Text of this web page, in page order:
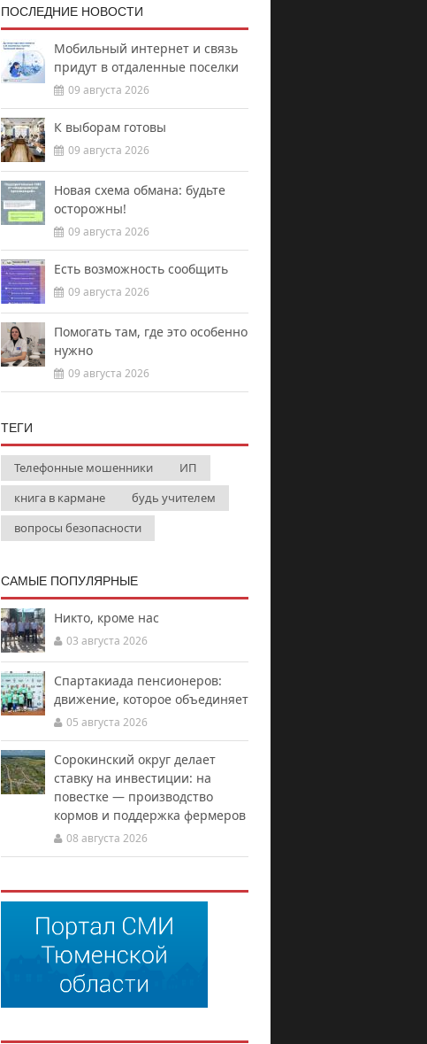
ПОСЛЕДНИЕ НОВОСТИ
Мобильный интернет и связь
придут в отдаленные поселки
09 августа 2026
К выборам готовы
09 августа 2026
Новая схема обмана: будьте
осторожны!
09 августа 2026
Есть возможность сообщить
09 августа 2026
Помогать там, где это особенно
нужно
09 августа 2026
ТЕГИ
Телефонные мошенники
ИП
книга в кармане
будь учителем
вопросы безопасности
САМЫЕ ПОПУЛЯРНЫЕ
Никто, кроме нас
03 августа 2026
Спартакиада пенсионеров:
движение, которое объединяет
05 августа 2026
Сорокинский округ делает
ставку на инвестиции: на
повестке — производство
кормов и поддержка фермеров
08 августа 2026